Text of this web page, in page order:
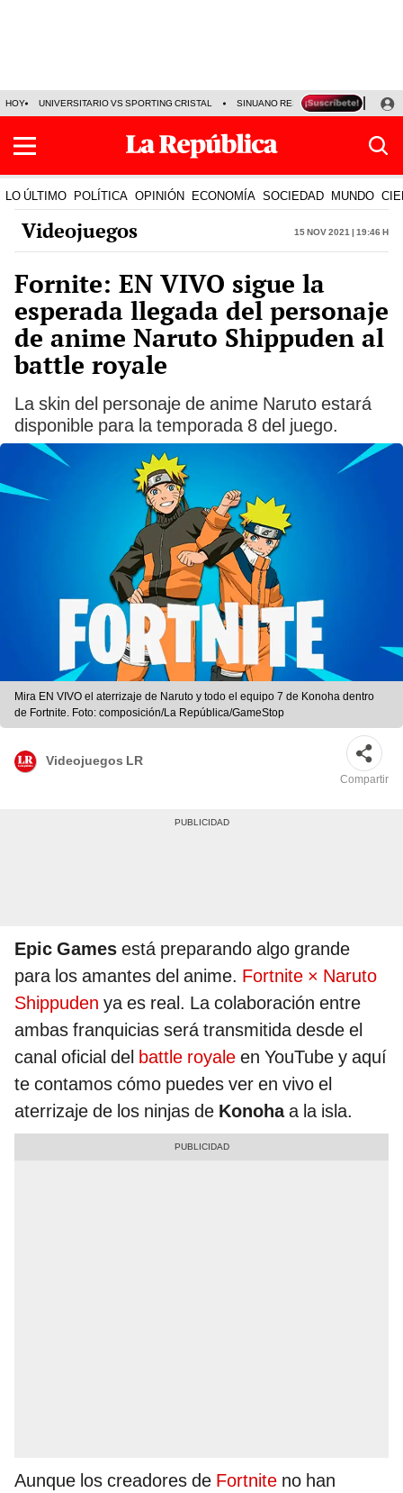
HOY UNIVERSITARIO VS SPORTING CRISTAL SINUANO RESULTADOS HOY
LO ÚLTIMO POLÍTICA OPINIÓN ECONOMÍA SOCIEDAD MUNDO
Videojuegos 15 Nov 2021 | 19:46 h
Fornite: EN VIVO sigue la
esperada llegada del personaje
de anime Naruto Shippuden al
battle royale
La skin del personaje de anime Naruto estará
disponible para la temporada 8 del juego.
Mira EN VIVO el aterrizaje de Naruto y todo el equipo 7 de Konoha dentro
de Fortnite. Foto: composición/La República/GameStop
Videojuegos LR
Compartir
Epic Games está preparando algo grande
para los amantes del anime. Fortnite × Naruto
Shippuden ya es real. La colaboración entre
ambas franquicias será transmitida desde el
canal oficial del battle royale en YouTube y aquí
te contamos cómo puedes ver en vivo el
aterrizaje de los ninjas de Konohaa la isla.
Aunque los creadores de Fortnite no han